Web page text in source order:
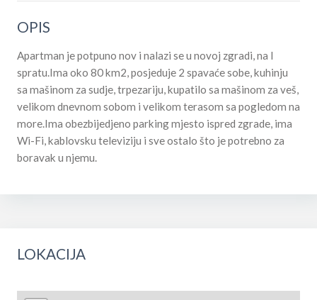
OPIS
Apartman je potpuno nov i nalazi se u novoj zgradi, na I
spratu.Ima oko 80 km2, posjeduje 2 spavaće sobe, kuhinju
sa mašinom za sudje, trpezariju, kupatilo sa mašinom za veš,
velikom dnevnom sobom i velikom terasom sa pogledom na
more.Ima obezbijedjeno parking mjesto ispred zgrade, ima
Wi-Fi, kablovsku televiziju i sve ostalo što je potrebno za
boravak u njemu.
LOKACIJA